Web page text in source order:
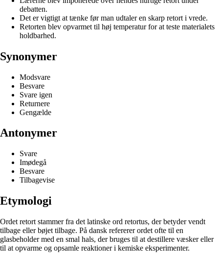
debatten.
Det er vigtigt at tænke før man udtaler en skarp retort i vrede.
Retorten blev opvarmet til høj temperatur for at teste materialets
holdbarhed.
Synonymer
Modsvare
Besvare
Svare igen
Returnere
Gengælde
Antonymer
Svare
Imødegå
Besvare
Tilbagevise
Etymologi
Ordet retort stammer fra det latinske ord retortus, der betyder vendt
tilbage eller bøjet tilbage. På dansk refererer ordet ofte til en
glasbeholder med en smal hals, der bruges til at destillere væsker eller
til at opvarme og opsamle reaktioner i kemiske eksperimenter.